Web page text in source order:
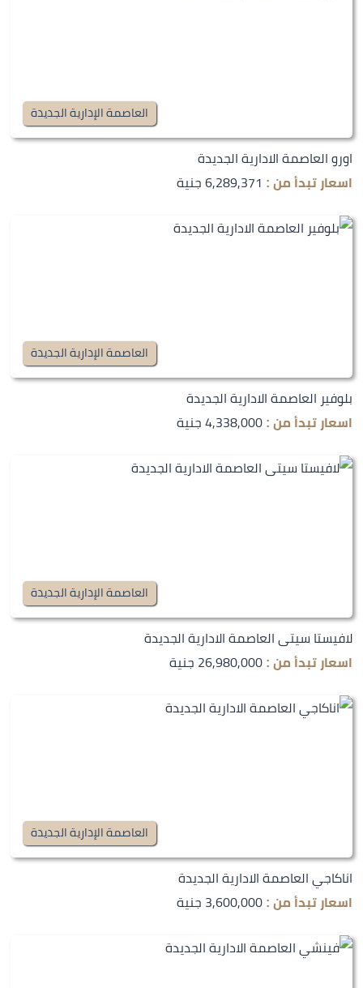
العاصمة الإدارية الجديدة
اورو العاصمة الادارية الجديدة
اسعار تبدأ من : 6,289,371 جنية
العاصمة الإدارية الجديدة
بلوفير العاصمة الادارية الجديدة
اسعار تبدأ من : 4,338,000 جنية
العاصمة الإدارية الجديدة
لافيستا سيتى العاصمة الادارية الجديدة
اسعار تبدأ من : 26,980,000 جنية
العاصمة الإدارية الجديدة
اناكاجي العاصمة الادارية الجديدة
اسعار تبدأ من : 3,600,000 جنية